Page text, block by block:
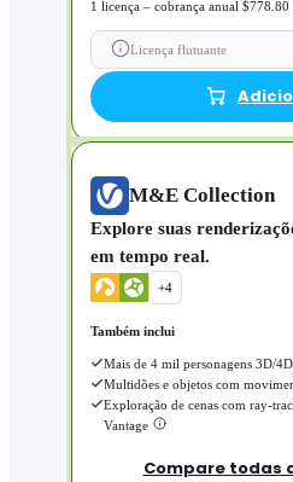
1 licença – cobrança anual $778.80
Licença flutuante
M&E Collection
Explore suas
em tempo real.
+4
Também inclui
Mais de 4 mil personagens 3D/
Multidões e objetos com
Exploração de cenas com ray-
Vantage
Compare todas